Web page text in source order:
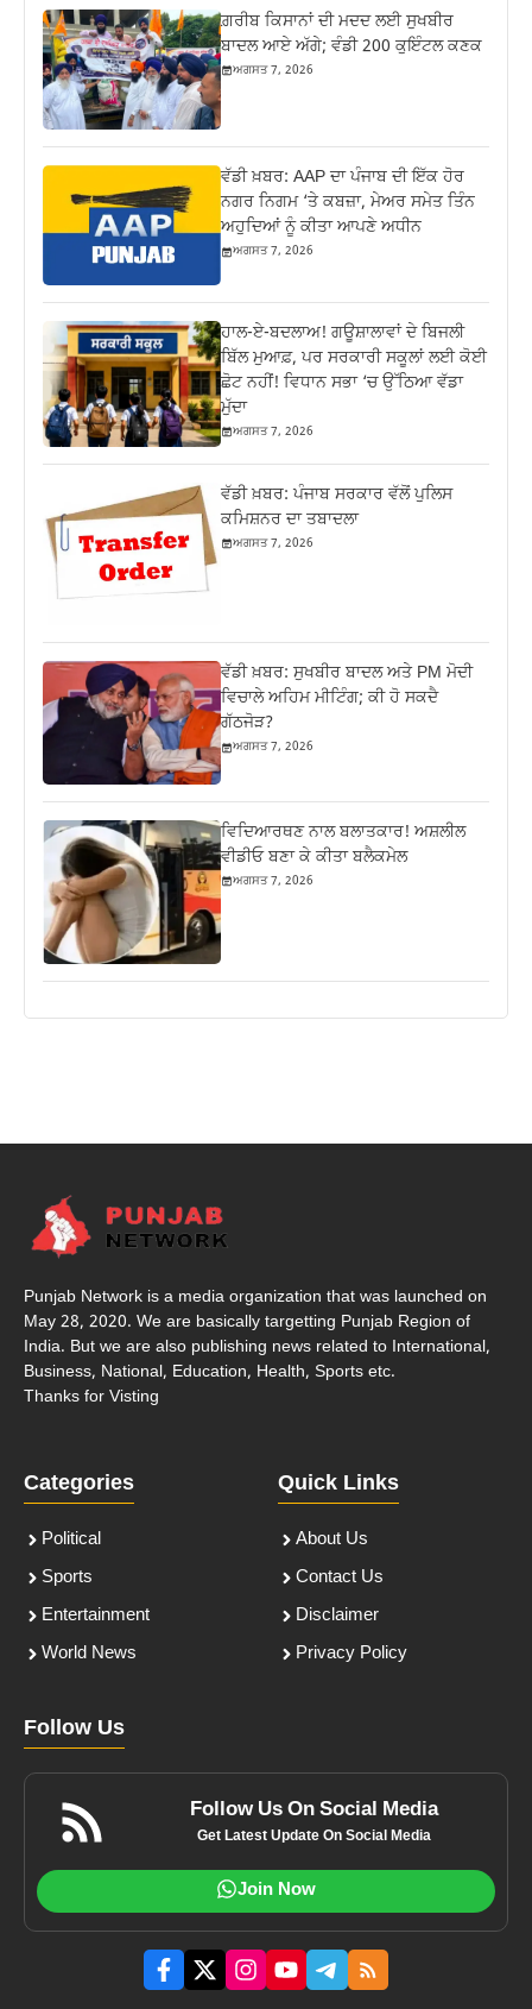
ਗ਼ਰੀਬ ਕਿਸਾਨਾਂ ਦੀ ਮਦਦ ਲਈ ਸੁਖਬੀਰ
ਬਾਦਲ ਆਏ ਅੱਗੇ; ਵੰਡੀ 200 ਕੁਇੰਟਲ ਕਣਕ
ਅਗਸਤ 7, 2026
ਵੱਡੀ ਖ਼ਬਰ: AAP ਦਾ ਪੰਜਾਬ ਦੀ ਇੱਕ ਹੋਰ
ਨਗਰ ਨਿਗਮ ‘ਤੇ ਕਬਜ਼ਾ, ਮੇਅਰ ਸਮੇਤ ਤਿੰਨ
ਅਹੁਦਿਆਂ ਨੂੰ ਕੀਤਾ ਆਪਣੇ ਅਧੀਨ
ਅਗਸਤ 7, 2026
ਹਾਲ-ਏ-ਬਦਲਾਅ! ਗਊਸ਼ਾਲਾਵਾਂ ਦੇ ਬਿਜਲੀ
ਬਿੱਲ ਮੁਆਫ਼, ਪਰ ਸਰਕਾਰੀ ਸਕੂਲਾਂ ਲਈ ਕੋਈ
ਛੋਟ ਨਹੀਂ! ਵਿਧਾਨ ਸਭਾ ‘ਚ ਉੱਠਿਆ ਵੱਡਾ
ਮੁੱਦਾ
ਅਗਸਤ 7, 2026
ਵੱਡੀ ਖ਼ਬਰ: ਪੰਜਾਬ ਸਰਕਾਰ ਵੱਲੋਂ ਪੁਲਿਸ
ਕਮਿਸ਼ਨਰ ਦਾ ਤਬਾਦਲਾ
ਅਗਸਤ 7, 2026
ਵੱਡੀ ਖ਼ਬਰ: ਸੁਖਬੀਰ ਬਾਦਲ ਅਤੇ PM ਮੋਦੀ
ਵਿਚਾਲੇ ਅਹਿਮ ਮੀਟਿੰਗ; ਕੀ ਹੋ ਸਕਦੈ
ਗੱਠਜੋੜ?
ਅਗਸਤ 7, 2026
ਵਿਦਿਆਰਥਣ ਨਾਲ ਬਲਾਤਕਾਰ! ਅਸ਼ਲੀਲ
ਵੀਡੀਓ ਬਣਾ ਕੇ ਕੀਤਾ ਬਲੈਕਮੇਲ
ਅਗਸਤ 7, 2026
Punjab Network is a media organization that was launched on
May 28, 2020. We are basically targetting Punjab Region of
India. But we are also publishing news related to International,
Business, National, Education, Health, Sports etc.
Thanks for Visting
Categories
Political
Sports
Entertainment
World News
Quick Links
About Us
Contact Us
Disclaimer
Privacy Policy
Follow Us
Follow Us On Social Media
Get Latest Update On Social Media
Join Now